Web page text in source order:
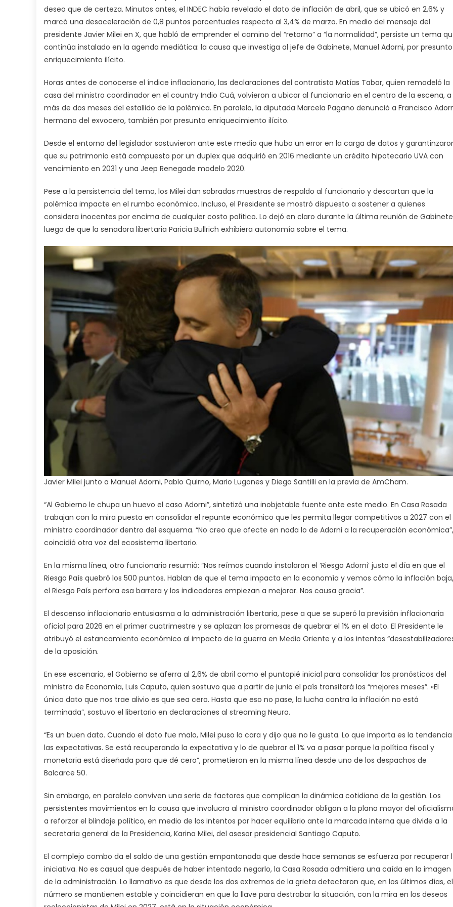
deseo que de certeza. Minutos antes, el INDEC había revelado el dato de inflación de abril, que se ubicó en 2,6% y
marcó una desaceleración de 0,8 puntos porcentuales respecto al 3,4% de marzo. En medio del mensaje del
presidente Javier Milei en X, que habló de emprender el camino del “retorno” a “la normalidad”, persiste un tema
continúa instalado en la agenda mediática: la causa que investiga al jefe de Gabinete, Manuel Adorni, por presunto
enriquecimiento ilícito.
Horas antes de conocerse el índice inflacionario, las declaraciones del contratista Matías Tabar, quien remodeló la
casa del ministro coordinador en el country Indio Cuá, volvieron a ubicar al funcionario en el centro de la escena, a
más de dos meses del estallido de la polémica. En paralelo, la diputada Marcela Pagano denunció a Francisco
hermano del exvocero, también por presunto enriquecimiento ilícito.
Desde el entorno del legislador sostuvieron ante este medio que hubo un error en la carga de datos y
que su patrimonio está compuesto por un duplex que adquirió en 2016 mediante un crédito hipotecario UVA con
vencimiento en 2031 y una Jeep Renegade modelo 2020.
Pese a la persistencia del tema, los Milei dan sobradas muestras de respaldo al funcionario y descartan que la
polémica impacte en el rumbo económico. Incluso, el Presidente se mostró dispuesto a sostener a quienes
considera inocentes por encima de cualquier costo político. Lo dejó en claro durante la última reunión de
luego de que la senadora libertaria Paricia Bullrich exhibiera autonomía sobre el tema.
Javier Milei junto a Manuel Adorni, Pablo Quirno, Mario Lugones y Diego Santilli en la previa de AmCham.
“Al Gobierno le chupa un huevo el caso Adorni”, sintetizó una inobjetable fuente ante este medio. En Casa Rosada
trabajan con la mira puesta en consolidar el repunte económico que les permita llegar competitivos a 2027 con el
ministro coordinador dentro del esquema. “No creo que afecte en nada lo de Adorni a la recuperación económica”,
coincidió otra voz del ecosistema libertario.
En la misma línea, otro funcionario resumió: “Nos reímos cuando instalaron el ‘Riesgo Adorni’ justo el día en que el
Riesgo País quebró los 500 puntos. Hablan de que el tema impacta en la economía y vemos cómo la inflación baja,
el Riesgo País perfora esa barrera y los indicadores empiezan a mejorar. Nos causa gracia”.
El descenso inflacionario entusiasma a la administración libertaria, pese a que se superó la previsión inflacionaria
oficial para 2026 en el primer cuatrimestre y se aplazan las promesas de quebrar el 1% en el dato. El Presidente le
atribuyó el estancamiento económico al impacto de la guerra en Medio Oriente y a los intentos
de la oposición.
En ese escenario, el Gobierno se aferra al 2,6% de abril como el puntapié inicial para consolidar los pronósticos del
ministro de Economía, Luis Caputo, quien sostuvo que a partir de junio el país transitará los “mejores meses”. «El
único dato que nos trae alivio es que sea cero. Hasta que eso no pase, la lucha contra la inflación no está
terminada”, sostuvo el libertario en declaraciones al streaming Neura.
“Es un buen dato. Cuando el dato fue malo, Milei puso la cara y dijo que no le gusta. Lo que importa es la
las expectativas. Se está recuperando la expectativa y lo de quebrar el 1% va a pasar porque la política fiscal y
monetaria está diseñada para que dé cero”, prometieron en la misma línea desde uno de los despachos de
Balcarce 50.
Sin embargo, en paralelo conviven una serie de factores que complican la dinámica cotidiana de la gestión. Los
persistentes movimientos en la causa que involucra al ministro coordinador obligan a la plana mayor del
a reforzar el blindaje político, en medio de los intentos por hacer equilibrio ante la marcada interna que divide a la
secretaria general de la Presidencia, Karina Milei, del asesor presidencial Santiago Caputo.
El complejo combo da el saldo de una gestión empantanada que desde hace semanas se esfuerza por recuperar
iniciativa. No es casual que después de haber intentado negarlo, la Casa Rosada admitiera una caída en la imagen
de la administración. Lo llamativo es que desde los dos extremos de la grieta detectaron que, en los últimos días, el
número se mantienen estable y coincidieran en que la llave para destrabar la situación, con la mira en los deseos